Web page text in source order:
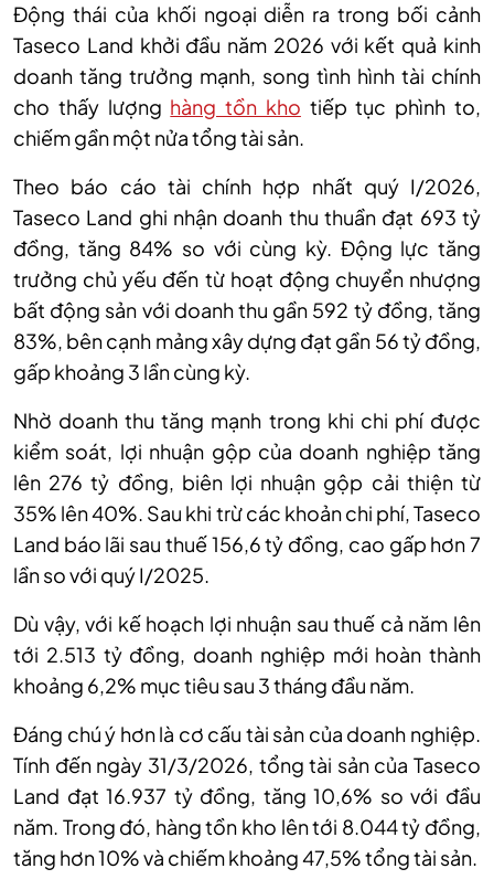
Động thái của khối ngoại diễn ra trong bối cảnh
Taseco Land khởi đầu năm 2026 với kết quả kinh
doanh tăng trưởng mạnh, song tình hình tài chính
cho thấy lượng hàng tồn kho tiếp tục phình to,
chiếm gần một nửa tổng tài sản.
Theo báo cáo tài chính hợp nhất quý I/2026,
Taseco Land ghi nhận doanh thu thuần đạt 693 tỷ
đồng, tăng 84% so với cùng kỳ. Động lực tăng
trưởng chủ yếu đến từ hoạt động chuyển nhượng
bất động sản với doanh thu gần 592 tỷ đồng, tăng
83%, bên cạnh mảng xây dựng đạt gần 56 tỷ đồng,
gấp khoảng 3 lần cùng kỳ.
Nhờ doanh thu tăng mạnh trong khi chi phí được
kiểm soát, lợi nhuận gộp của doanh nghiệp tăng
lên 276 tỷ đồng, biên lợi nhuận gộp cải thiện từ
35% lên 40%. Sau khi trừ các khoản chi phí, Taseco
Land báo lãi sau thuế 156,6 tỷ đồng, cao gấp hơn 7
lần so với quý I/2025.
Dù vậy, với kế hoạch lợi nhuận sau thuế cả năm lên
tới 2.513 tỷ đồng, doanh nghiệp mới hoàn thành
khoảng 6,2% mục tiêu sau 3 tháng đầu năm.
Đáng chú ý hơn là cơ cấu tài sản của doanh nghiệp.
Tính đến ngày 31/3/2026, tổng tài sản của Taseco
Land đạt 16.937 tỷ đồng, tăng 10,6% so với đầu
năm. Trong đó, hàng tồn kho lên tới 8.044 tỷ đồng,
tăng hơn 10% và chiếm khoảng 47,5% tổng tài sản.